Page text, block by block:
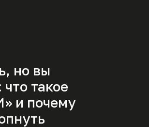
но вы
такое
и почему